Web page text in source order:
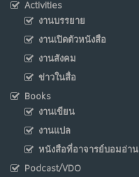
Activities
งานบรรยาย
งานเปิดตัวหนังสือ
งานสังคม
ข่าวในสื่อ
Books
งานเขียน
งานแปล
หนังสือที่อาจารย์บอมอ่าน
Podcast/VDO